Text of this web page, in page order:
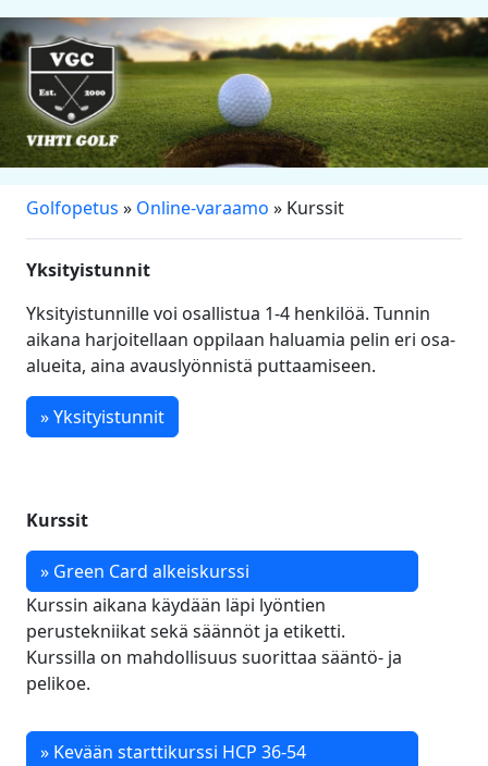
Golfopetus » Online-varaamo » Kurssit
Yksityistunnit
Yksityistunnille voi osallistua 1-4 henkilöä. Tunnin
aikana harjoitellaan oppilaan haluamia pelin eri osa-
alueita, aina avauslyönnistä puttaamiseen.
» Yksityistunnit
Kurssit
» Green Card alkeiskurssi
Kurssin aikana käydään läpi lyöntien
perustekniikat sekä säännöt ja etiketti.
Kurssilla on mahdollisuus suorittaa sääntö- ja
pelikoe.
» Kevään starttikurssi HCP 36-54